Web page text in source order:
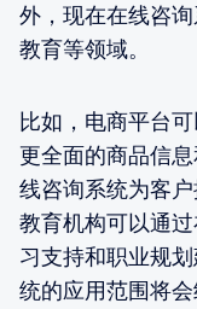
外，现在在线咨
教育等领域。
比如，电商平台
更全面的商品信
线咨询系统为客
教育机构可以通
习支持和职业规
统的应用范围将